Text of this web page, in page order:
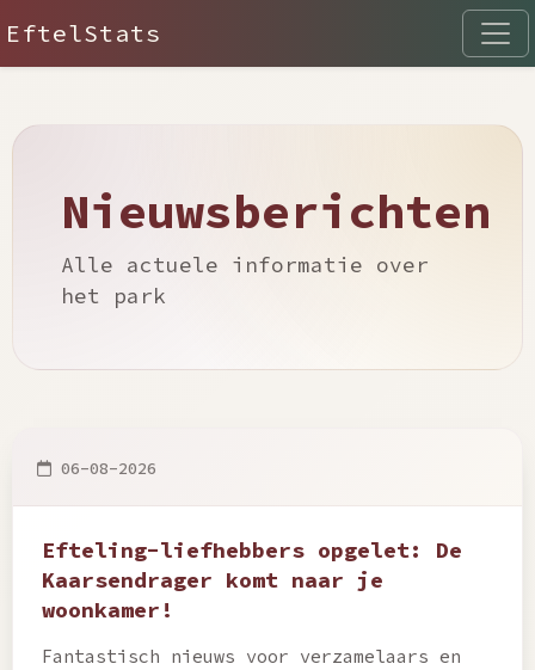
EftelStats
Nieuwsberichten
Alle actuele informatie over
het park
06-08-2026
Efteling-liefhebbers opgelet: De
Kaarsendrager komt naar je
woonkamer!
Fantastisch nieuws voor verzamelaars en